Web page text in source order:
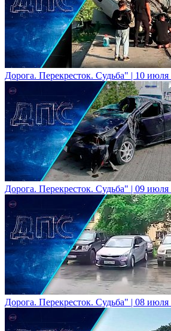
Дорога. Перекресток. Судьба" | 10
Дорога. Перекресток. Судьба" | 09
Дорога. Перекресток. Судьба" | 08